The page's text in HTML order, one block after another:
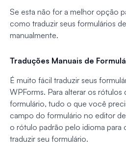
Se esta não for a melhor opção
como traduzir seus formulários
manualmente.
Traduções Manuais de
É muito fácil traduzir seus
WPForms. Para alterar os
formulário, tudo o que você
campo do formulário no editor
o rótulo padrão pelo idioma para
traduzir seu formulário.